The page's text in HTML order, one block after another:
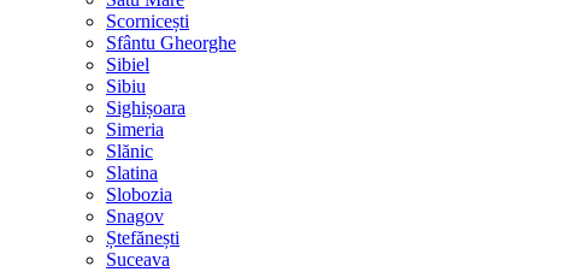
Scornicești
Sfântu Gheorghe
Sibiel
Sibiu
Sighișoara
Simeria
Slănic
Slatina
Slobozia
Snagov
Ștefănești
Suceava